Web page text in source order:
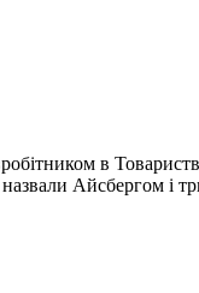
в
Айсбергом і